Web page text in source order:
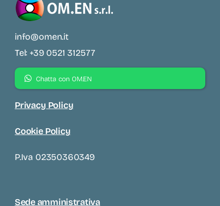
info@omen.it
Tel: +39 0521 312577
Chatta con OM.EN
Privacy Policy
Cookie Policy
P.iva 02350360349
Sede amministrativa